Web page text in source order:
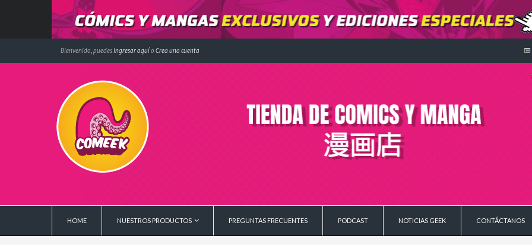
Bienvenido, puedesIngresar aquío Crea una cuenta
HOME NUESTROS PRODUCTOS PREGUNTAS FRECUENTES PODCAST NOTICIAS GEEK CONTÁCTANOS